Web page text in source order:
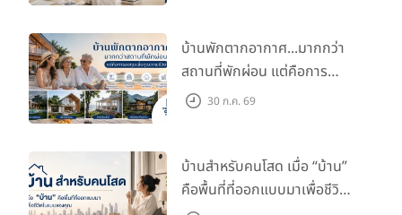
บ้านพักตากอากาศ...มากกว่า
สถานที่พักผ่อน แต่คือการ
ลงทุนเพื่อคุณภาพชีวิต
30 ก.ค. 69
บ้านสำหรับคนโสด เมื่อ “บ้าน”
คือพื้นที่ที่ออกแบบมาเพื่อชีวิต